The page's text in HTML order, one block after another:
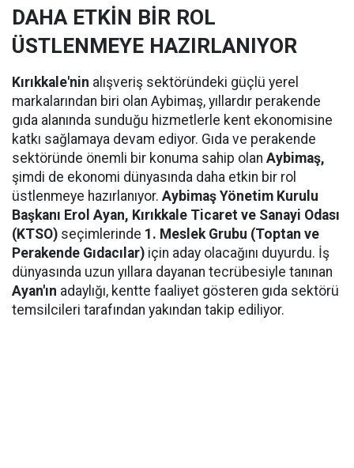
DAHA ETKİN BİR ROL
ÜSTLENMEYE HAZIRLANIYOR
Kırıkkale'nin alışveriş sektöründeki güçlü yerel
markalarından biri olan Aybimaş, yıllardır perakende
gıda alanında sunduğu hizmetlerle kent ekonomisine
katkı sağlamaya devam ediyor. Gıda ve perakende
sektöründe önemli bir konuma sahip olan Aybimaş,
şimdi de ekonomi dünyasında daha etkin bir rol
üstlenmeye hazırlanıyor. Aybimaş Yönetim Kurulu
Başkanı Erol Ayan, Kırıkkale Ticaret ve Sanayi Odası
(KTSO) seçimlerinde 1. Meslek Grubu (Toptan ve
Perakende Gıdacılar) için aday olacağını duyurdu. İş
dünyasında uzun yıllara dayanan tecrübesiyle tanınan
Ayan'ın adaylığı, kentte faaliyet gösteren gıda sektörü
temsilcileri tarafından yakından takip ediliyor.